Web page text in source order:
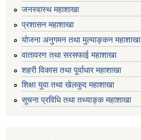
जनस्वास्थ महाशाखा
प्रशासन महाशाखा
योजना अनुगमन तथा मुल्याङ्कन महाशाखा
वातावरण तथा सरसफाई महाशाखा
शहरी विकास तथा पूर्वाधार महाशाखा
शिक्षा युवा तथा खेलकुद महाशाखा
सूचना प्रविधि तथा तथ्याङ्क महाशाखा